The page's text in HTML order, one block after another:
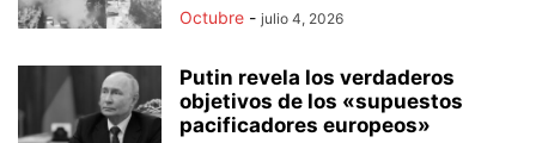
Octubre - julio 4, 2026
Putin revela los verdaderos
objetivos de los «supuestos
pacificadores europeos»